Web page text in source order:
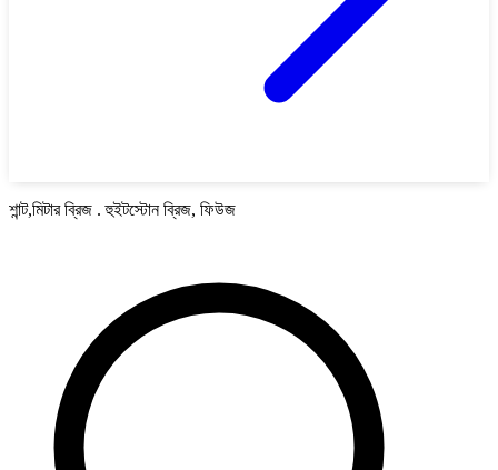
শান্ট,মিটার ব্রিজ . হুইটস্টোন ব্রিজ, ফিউজ